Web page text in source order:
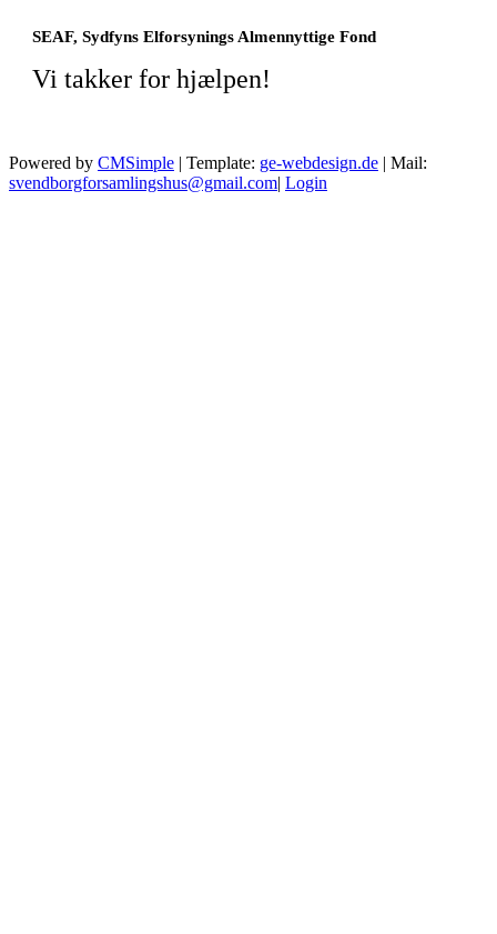
SEAF, Sydfyns Elforsynings Almennyttige Fond
Vi takker for hjælpen!
Powered by CMSimple | Template: ge-webdesign.de | Mail:
svendborgforsamlingshus@gmail.com| Login